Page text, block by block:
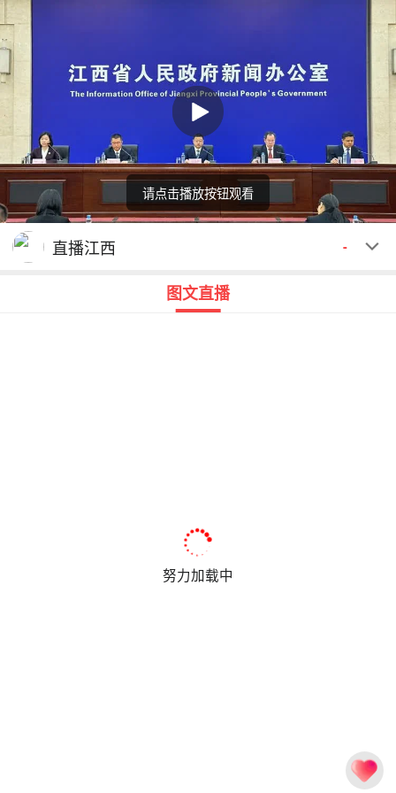
请点击播放按钮观看
回顾 00:00
直播江西 -
图文直播
努力加载中